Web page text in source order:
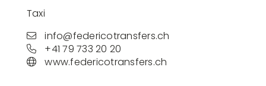
Taxi
info@federicotransfers.ch
+41 79 733 20 20
www.federicotransfers.ch